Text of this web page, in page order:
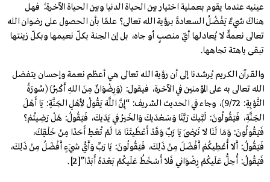
عينيه عندما يقوم بعملية اختيار بين الحياة الدنيا وبين الحياة الآخرة؛ فهل
هناكَ شيءٌ يَفْضُلُ السعادةَ برؤية الله تعالى؟ علمًا بأن الحصول على رضوان الله
تعالى نعمةٌ لا يُعادلها أيّ منصبٍ أو جاه، بل إن الجنة بكلّ نعيمها وبكلّ زينتها
تبقى باهتة تجاهها.
والقرآن الكريم يُرشدنا إلى أن رؤية الله تعالى هي أعظم نعمة وإحسان يتفضل
الله تعالى به على المؤمنين في الآخرة، فيقول: ﴿وَرِضْوَانٌ مِنَ اللهِ أَكْبَرُ﴾ (سُورَةُ
التَّوْبِةِ: 9/72)، وجاء في الحديث الشريف: “إِنَّ اللَّهَ يَقُولُ لِأَهْلِ الجَنَّةِ: يَا أَهْلَ
الجَنَّةِ، فَيَقُولُونَ: لَبَّيكَ رَبَّنَا وَسَعْدَيكَ وَالخَيرُ فِي يَدَيكَ، فَيَقُولُ: هَلْ رَضِيتُمْ؟
فَيَقُولُونَ: وَمَا لَنَا لَا نَرْضَى يَا رَبِّ وَقَدْ أَعْطَيتَنَا مَا لَمْ تُعْطِ أَحَدًا مِنْ خَلْقِكَ،
فَيَقُولُ: أَلَا أُعْطِيكُمْ أَفْضَلَ مِنْ ذَلِكَ، فَيَقُولُونَ: يَا رَبِّ وَأَيُّ شَيءٍ أَفْضَلُ مِنْ ذَلِكَ،
فَيَقُولُ: أُحِلُّ عَلَيكُمْ رِضْوَانِي فَلَا أَسْخَطُ عَلَيكُمْ بَعْدَهُ أَبَدًا”
.